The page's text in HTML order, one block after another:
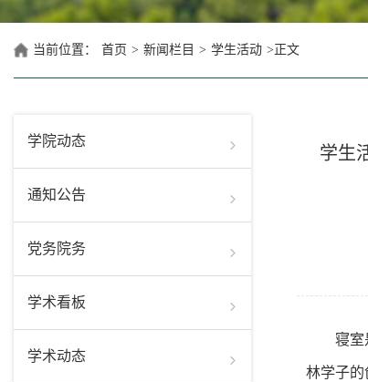
当前位置： 首页 > 新闻栏目 > 学生活动 > 正文
学院动态
通知公告
党务院务
学术看板
学术动态
学生
寝室
林学子的